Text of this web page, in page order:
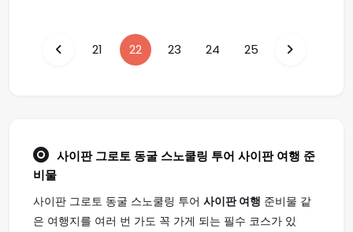
21 22 23 24 25
사이판 그로토 동굴 스노쿨링 투어 사이판 여행 준
비물
사이판 그로토 동굴 스노쿨링 투어 사이판 여행 준비물 같
은 여행지를 여러 번 가도 꼭 가게 되는 필수 코스가 있